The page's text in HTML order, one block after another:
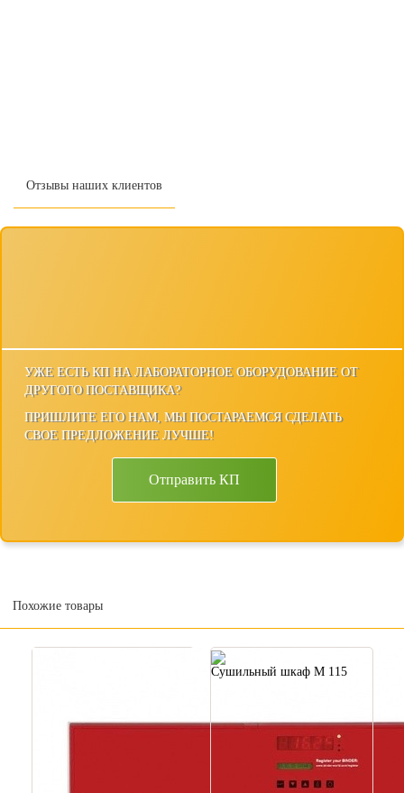
УЖЕ ЕСТЬ КП НА ЛАБОРАТОРНОЕ ОБОРУДОВАНИЕ ОТ
ДРУГОГО ПОСТАВЩИКА?
ПРИШЛИТЕ ЕГО НАМ, МЫ ПОСТАРАЕМСЯ СДЕЛАТЬ
СВОЕ ПРЕДЛОЖЕНИЕ ЛУЧШЕ!
Отправить КП
Похожие товары
Сушильный шкаф M 115
Отзывы наших клиентов